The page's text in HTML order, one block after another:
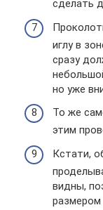
сделать
иглу в
сразу
но уже
То же
этим
Кстати,
видны,
размером